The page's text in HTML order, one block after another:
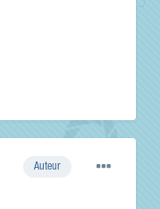
Auteur